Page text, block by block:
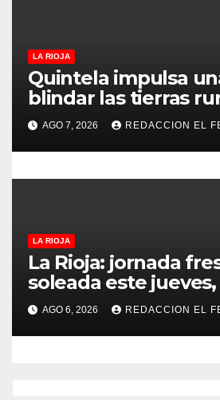
a
s
LA RIOJA
Quintela impulsa
blindar las tierras
Rioja: cuáles son los
puntos
AGO 7, 2026 REDACCION EL
LA RIOJA
La Rioja: jornada
soleada este
temperaturas
viernes
AGO 6, 2026 REDACCION EL